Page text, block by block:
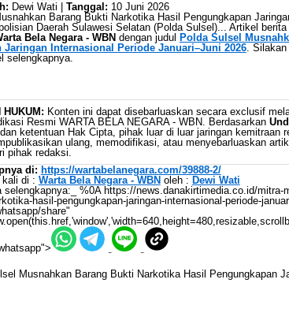
Dewi Wati | Tanggal: 10 Juni 2026
Barang Bukti Narkotika Hasil Pengungkapan
Daerah Sulawesi Selatan (Polda Sulsel)... Artikel berita
Bela Negara - WBN dengan judul Polda Sulsel
Jaringan Internasional Periode Januari–Juni 2026. Silakan
selengkapnya.
HUKUM: Konten ini dapat disebarluaskan secara exclusif
Resmi WARTA BELA NEGARA - WBN. Berdasarkan
ketentuan Hak Cipta, pihak luar di luar jaringan kemitraan
ulang, memodifikasi, atau menyebarluaskan
pihak redaksi.
di: https://wartabelanegara.com/39888-2/
di : Warta Bela Negara - WBN oleh : Dewi Wati
selengkapnya:_ %0A https://news.danakirtimedia.co.id/mitra-
hasil-pengungkapan-jaringan-internasional-periode-
share"